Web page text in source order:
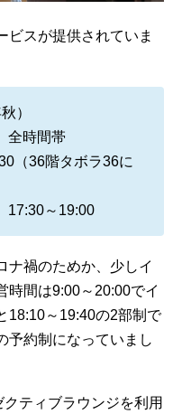
ビスが提供されていま
）
全時間帯
（36階タボラ36に
17:30～19:00
ナ禍のためか、少しイ
時間は9:00～20:00でイ
18:10～19:40の2部制で
予約制になっていまし
ティブラウンジを利用